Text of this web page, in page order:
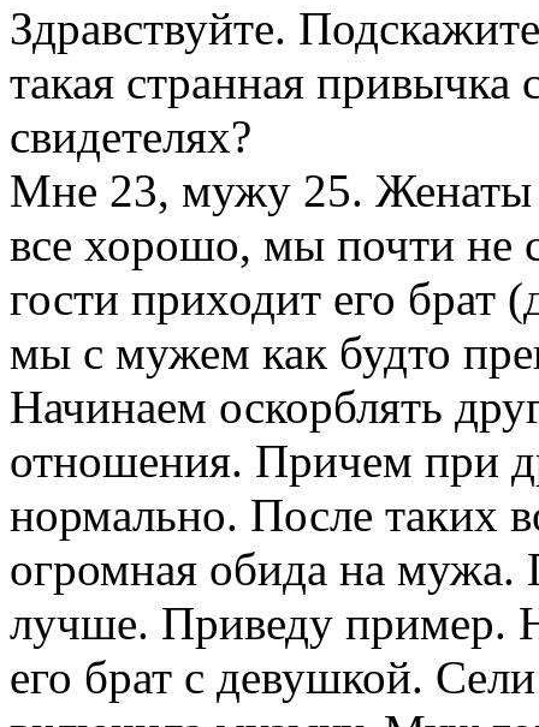
Здравствуйте.
такая странная привычка
свидетелях?
Мне 23, мужу 25. Женаты
все хорошо, мы почти не
гости приходит его брат
мы с мужем как будто
Начинаем оскорблять
отношения. Причем при
нормально. После таких
огромная обида на мужа.
лучше. Приведу пример.
его брат с девушкой.